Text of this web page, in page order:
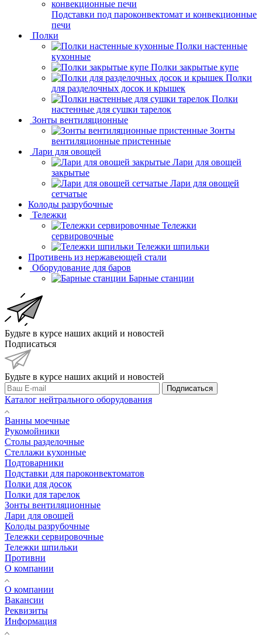
Подставки под пароконвектомат и конвекционные
печи
Полки
Полки настенные
кухонные
Полки закрытые купе
Полки
для разделочных досок и крышек
Полки
настенные для сушки тарелок
Зонты вентиляционные
Зонты
вентиляционные пристенные
Лари для овощей
Лари для овощей
закрытые
Лари для овощей
сетчатые
Колоды разрубочные
Тележки
Тележки
сервировочные
Тележки шпильки
Противень из нержавеющей стали
Оборудование для баров
Барные станции
Будьте в курсе наших акций и новостей
Подписаться
Будьте в курсе наших акций и новостей
Подписаться
Каталог нейтрального оборудования
Ванны моечные
Рукомойники
Столы разделочные
Стеллажи кухонные
Подтоварники
Подставки для пароконвектоматов
Полки для досок
Полки для тарелок
Зонты вентиляционные
Лари для овощей
Колоды разрубочные
Тележки сервировочные
Тележки шпильки
Противни
О компании
О компании
Вакансии
Реквизиты
Информация